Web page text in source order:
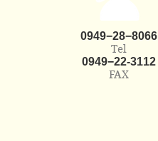
​0949−28−8066
Tel
​0949−22-3112
FAX